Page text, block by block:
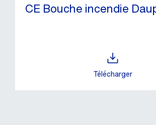
CE Bouche incendie
Télécharger